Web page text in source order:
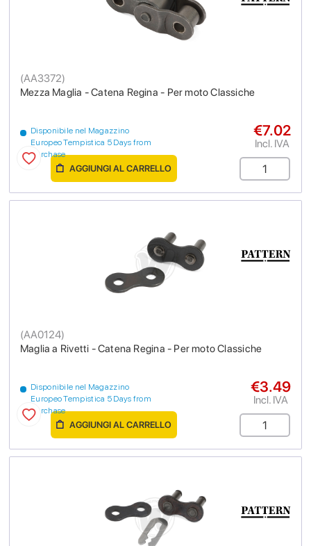
Mezza Maglia - Catena Regina - Per moto Classiche
(AA3372)
Disponibile nel Magazzino
Europeo Tempistica 5 Days from
purchase
€7.02
Incl. IVA
AGGIUNGI AL CARRELLO
Maglia a Rivetti - Catena Regina - Per moto Classiche
(AA0124)
Disponibile nel Magazzino
Europeo Tempistica 5 Days from
purchase
€3.49
Incl. IVA
AGGIUNGI AL CARRELLO